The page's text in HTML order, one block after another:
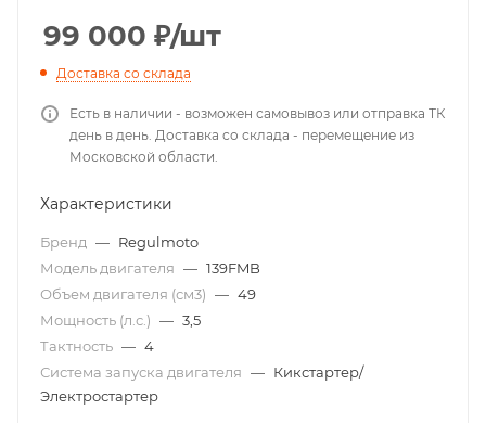
99 000 ₽/шт
Доставка со склада
Есть в наличии - возможен самовывоз или отправка ТК
день в день. Доставка со склада - перемещение из
Московской области.
Характеристики
Бренд — Regulmoto
Модель двигателя — 139FMB
Объем двигателя (см3) — 49
Мощность (л.с.) — 3,5
Тактность — 4
Система запуска двигателя — Кикстартер/
Электростартер